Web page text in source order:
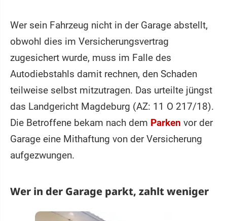
Wer sein Fahrzeug nicht in der Garage abstellt,
obwohl dies im Versicherungsvertrag
zugesichert wurde, muss im Falle des
Autodiebstahls damit rechnen, den Schaden
teilweise selbst mitzutragen. Das urteilte jüngst
das Landgericht Magdeburg (AZ: 11 O 217/18).
Die Betroffene bekam nach dem Parken vor der
Garage eine Mithaftung von der Versicherung
aufgezwungen.
Wer in der Garage parkt, zahlt weniger